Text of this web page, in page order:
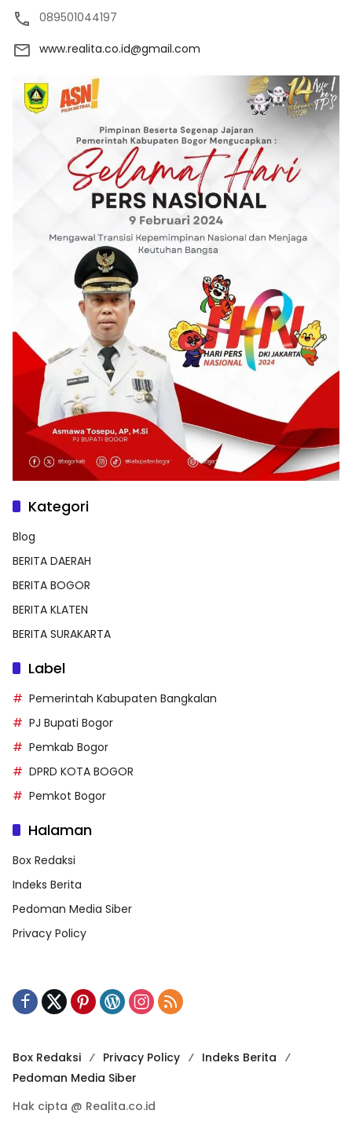
089501044197
www.realita.co.id@gmail.com
Kategori
Blog
BERITA DAERAH
BERITA BOGOR
BERITA KLATEN
BERITA SURAKARTA
Label
Pemerintah Kabupaten Bangkalan
PJ Bupati Bogor
Pemkab Bogor
DPRD KOTA BOGOR
Pemkot Bogor
Halaman
Box Redaksi
Indeks Berita
Pedoman Media Siber
Privacy Policy
Box Redaksi Privacy Policy
Indeks Berita
Pedoman Media Siber
Hak cipta @ Realita.co.id